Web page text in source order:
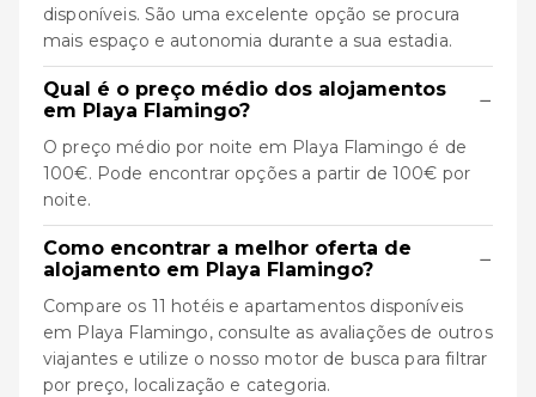
disponíveis. São uma excelente opção se procura
mais espaço e autonomia durante a sua estadia.
Qual é o preço médio dos alojamentos
em Playa Flamingo?
−
O preço médio por noite em Playa Flamingo é de
100€. Pode encontrar opções a partir de 100€ por
noite.
Como encontrar a melhor oferta de
alojamento em Playa Flamingo?
−
Compare os 11 hotéis e apartamentos disponíveis
em Playa Flamingo, consulte as avaliações de outros
viajantes e utilize o nosso motor de busca para filtrar
por preço, localização e categoria.